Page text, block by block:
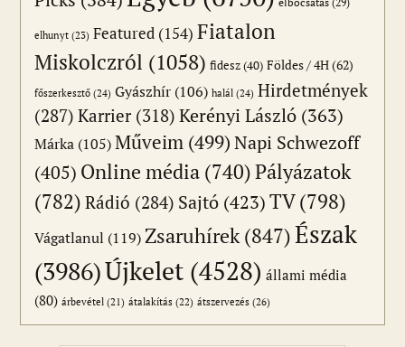
elhunyt (23) Featured (154) Fiatalon
Miskolczról (1058) fidesz(40) Földes / 4H(62)
főszerkesztő (24) Gyászhír (106) halál (24) Hirdetmények
(287) Karrier(318) Kerényi László (363)
Márka (105) Műveim (499)Napi Schwezoff
(405) Online média (740)Pályázatok
(782) Rádió (284) Sajtó (423)TV(798)
Vágatlanul (119) Zsaruhírek (847)Észak
(3986)Újkelet (4528) állami média
(80) árbevétel (21) átalakítás (22) átszervezés (26)